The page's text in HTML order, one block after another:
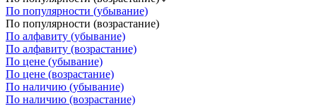
По популярности (убывание)
По популярности (возрастание)
По алфавиту (убывание)
По алфавиту (возрастание)
По цене (убывание)
По цене (возрастание)
По наличию (убывание)
По наличию (возрастание)